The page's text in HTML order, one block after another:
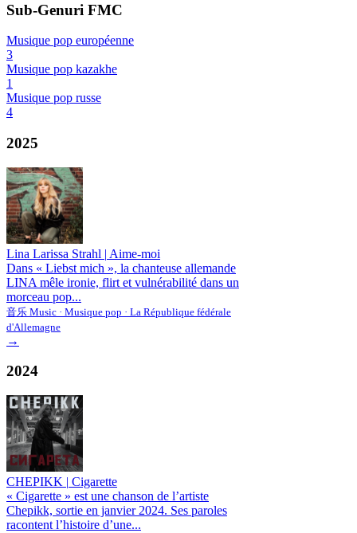
Sub-Genuri FMC
Musique pop européenne
3
Musique pop kazakhe
1
Musique pop russe
4
2025
Lina Larissa Strahl | Aime-moi
Dans « Liebst mich », la chanteuse allemande
LINA mêle ironie, flirt et vulnérabilité dans un
morceau pop...
音乐 Music · Musique pop · La République fédérale
d'Allemagne
→
2024
CHEPIKK | Cigarette
« Cigarette » est une chanson de l’artiste
Chepikk, sortie en janvier 2024. Ses paroles
racontent l’histoire d’une...